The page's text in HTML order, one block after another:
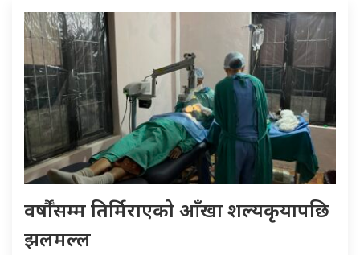
वर्षौँसम्म तिर्मिराएको आँखा शल्यकृयापछि
झलमल्ल